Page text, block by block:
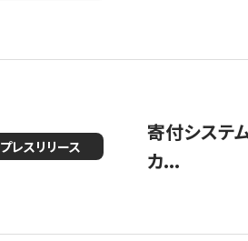
プレスリリース
寄付システ
カ...